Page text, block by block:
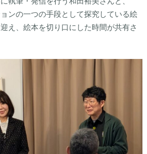
ンの一つの手段として探究している絵
え、絵本を切り口にした時間が共有さ